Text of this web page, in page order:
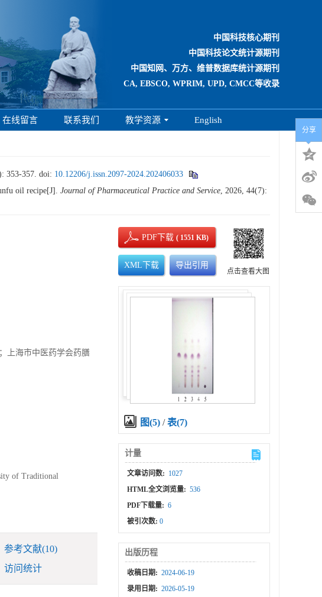
中国科技核心期刊
中国科技论文统计源期刊
中国知网、万方、维普数据库统计源期刊
CA, EBSCO, WPRIM, UPD, CMCC等收录
在线留言 联系我们 教学资源 English
353-357. doi: 10.12206/j.issn.2097-2024.202406033
oil recipe[J]. Journal of Pharmaceutical Practice and Service, 2026, 44(7):
上海市中医药学会药膳
of Traditional
参考文献(10)
访问统计
PDF下载( 1551 KB)
XML下载 导出引用
点击查看大图
图(5) /表(7)
计量
文章访问数: 1027
HTML全文浏览量: 536
PDF下载量: 6
被引次数:0
出版历程
收稿日期: 2024-06-19
录用日期: 2026-05-19
分享